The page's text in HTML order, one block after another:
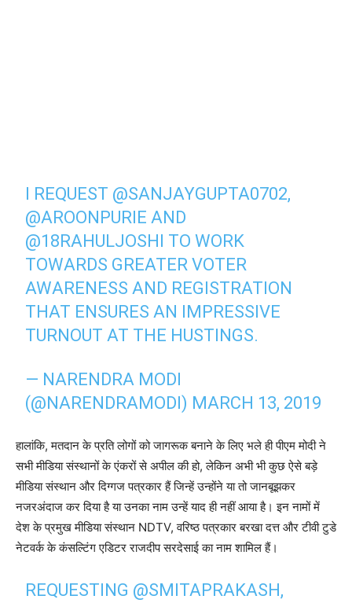
I REQUEST @SANJAYGUPTA0702,
@AROONPURIE AND
@18RAHULJOSHI TO WORK
TOWARDS GREATER VOTER
AWARENESS AND REGISTRATION
THAT ENSURES AN IMPRESSIVE
TURNOUT AT THE HUSTINGS.
— NARENDRA MODI
(@NARENDRAMODI) MARCH 13, 2019
हालांकि, मतदान के प्रति लोगों को जागरूक बनाने के लिए भले ही पीएम मोदी ने
सभी मीडिया संस्थानों के एंकरों से अपील की हो, लेकिन अभी भी कुछ ऐसे बड़े
मीडिया संस्थान और दिग्गज पत्रकार हैं जिन्हें उन्होंने या तो जानबूझकर
नजरअंदाज कर दिया है या उनका नाम उन्हें याद ही नहीं आया है। इन नामों में
देश के प्रमुख मीडिया संस्थान NDTV, वरिष्ठ पत्रकार बरखा दत्त और टीवी टुडे
नेटवर्क के कंसल्टिंग एडिटर राजदीप सरदेसाई का नाम शामिल हैं।
REQUESTING @SMITAPRAKASH,